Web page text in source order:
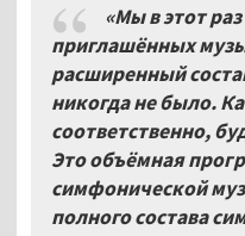
«Мы в этот
приглашённых
расширенный
никогда не было.
соответственно,
Это объёмная
симфонической
полного состава